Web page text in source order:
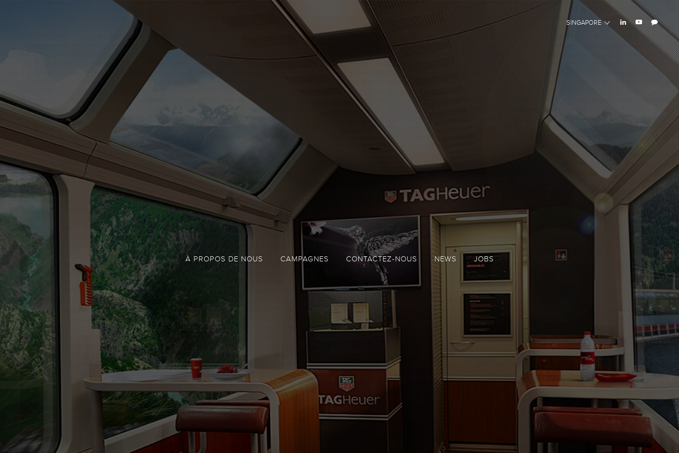
SINGAPORE
PARIS
INDIA
HONG KONG
SHANGHAI
MIDDLE EAST
SINGAPORE
À PROPOS DE NOUS CAMPAGNES CONTACTEZ-NOUS NEWS JOBS